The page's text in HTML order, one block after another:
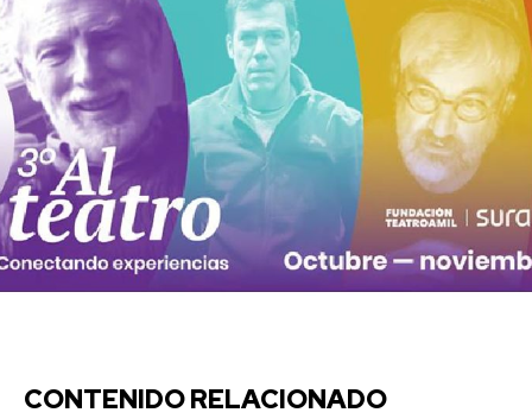
CONTENIDO RELACIONADO